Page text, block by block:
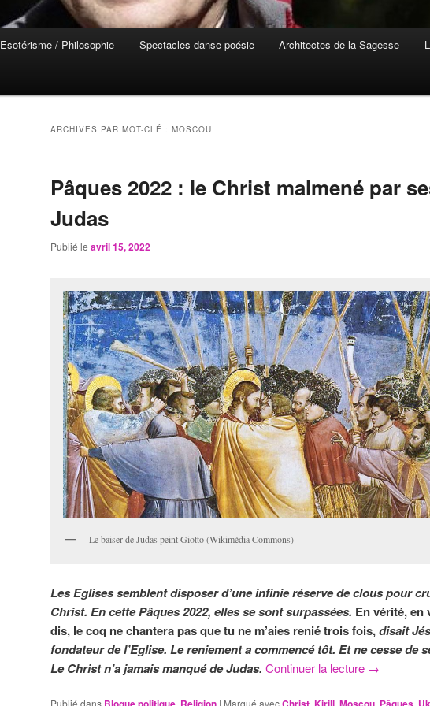
Esotérisme / Philosophie Spectacles danse-poésie Architectes de la Sagesse
ARCHIVES PAR MOT-CLÉ : MOSCOU
Pâques 2022 : le Christ malmené par
Judas
Publié le avril 15, 2022
Le baiser de Judas peint Giotto (Wikimédia Commons)
Les Eglises semblent disposer d’une infinie réserve de clous pour
Christ. En cette Pâques 2022, elles se sont surpassées. En vérité, en
dis, le coq ne chantera pas que tu ne m’aies renié trois fois,disait
fondateur de l’Eglise. Le reniement a commencé tôt. Et ne cesse de
Le Christ n’a jamais manqué de Judas. Continuer la lecture →